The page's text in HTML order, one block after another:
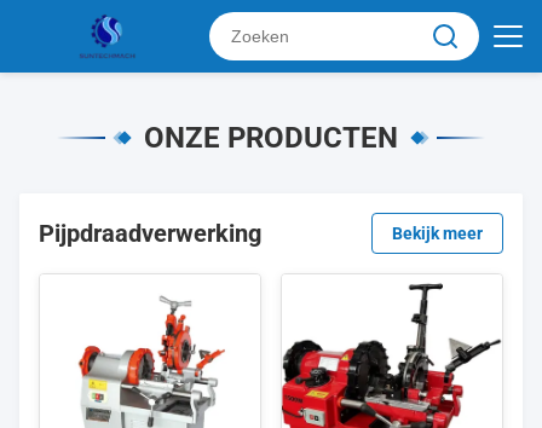
ONZE PRODUCTEN
Pijpdraadverwerking Bekijk meer